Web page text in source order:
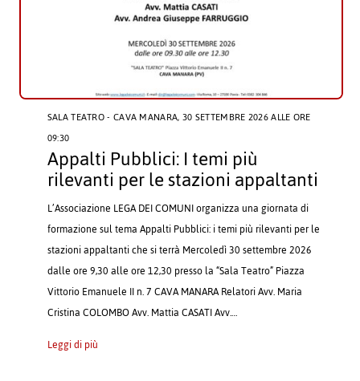
SALA TEATRO - CAVA MANARA, 30 SETTEMBRE 2026 ALLE ORE
09:30
Appalti Pubblici: I temi più
rilevanti per le stazioni appaltanti
L’Associazione LEGA DEI COMUNI organizza una giornata di
formazione sul tema Appalti Pubblici: i temi più rilevanti per le
stazioni appaltanti che si terrà Mercoledì 30 settembre 2026
dalle ore 9,30 alle ore 12,30 presso la “Sala Teatro” Piazza
Vittorio Emanuele II n. 7 CAVA MANARA Relatori Avv. Maria
Cristina COLOMBO Avv. Mattia CASATI Avv.…
Leggi di più